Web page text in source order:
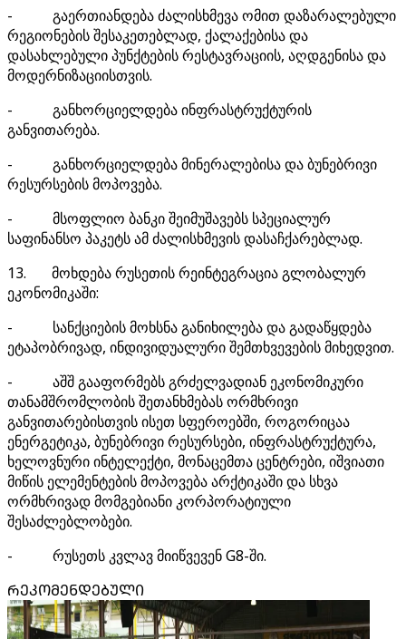
- გაერთიანდება ძალისხმევა ომით დაზარალებული
რეგიონების შესაკეთებლად, ქალაქებისა და
დასახლებული პუნქტების რესტავრაციის, აღდგენისა და
მოდერნიზაციისთვის.
- განხორციელდება ინფრასტრუქტურის
განვითარება.
- განხორციელდება მინერალებისა და ბუნებრივი
რესურსების მოპოვება.
- მსოფლიო ბანკი შეიმუშავებს სპეციალურ
საფინანსო პაკეტს ამ ძალისხმევის დასაჩქარებლად.
13. მოხდება რუსეთის რეინტეგრაცია გლობალურ
ეკონომიკაში:
- სანქციების მოხსნა განიხილება და გადაწყდება
ეტაპობრივად, ინდივიდუალური შემთხვევების მიხედვით.
- აშშ გააფორმებს გრძელვადიან ეკონომიკური
თანამშრომლობის შეთანხმებას ორმხრივი
განვითარებისთვის ისეთ სფეროებში, როგორიცაა
ენერგეტიკა, ბუნებრივი რესურსები, ინფრასტრუქტურა,
ხელოვნური ინტელექტი, მონაცემთა ცენტრები, იშვიათი
მიწის ელემენტების მოპოვება არქტიკაში და სხვა
ორმხრივად მომგებიანი კორპორატიული
შესაძლებლობები.
- რუსეთს კვლავ მიიწვევენ G8-ში.
ᲠᲔᲙᲝᲛᲔᲜᲓᲔᲑᲣᲚᲘ